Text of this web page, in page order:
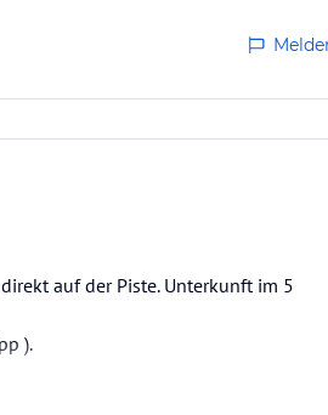
auf der Piste. Unterkunft im 5
).